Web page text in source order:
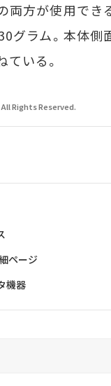
両方が使用でき
グラム。本体
いる。
Rights Reserved.
ページ
機器